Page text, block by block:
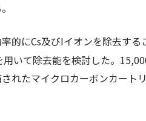
的にCs及びIイオンを除去す
用いて除去能を検討した。
れたマイクロカーボンカート